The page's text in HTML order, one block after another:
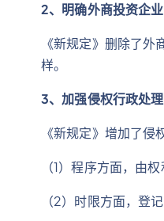
2、明确外商投资企
《新规定》删除了
样。
3、加强侵权行政处理
《新规定》增加了侵
（1）程序方面，由
（2）时限方面，登